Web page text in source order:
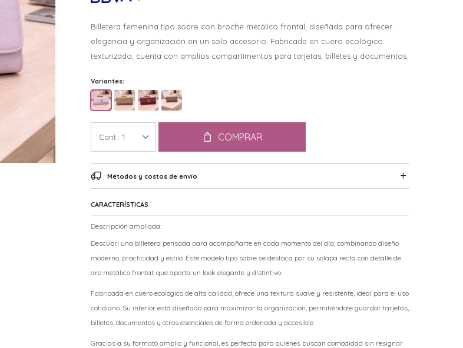
Billetera femenina tipo sobre con broche metálico frontal, diseñada para ofrecer
elegancia y organización en un solo accesorio. Fabricada en cuero ecológico
texturizado, cuenta con amplios compartimentos para tarjetas, billetes y documentos.
Variantes:
1 COMPRAR
Métodos y costos de envío
CARACTERÍSTICAS
Descripción ampliada:
Descubrí una billetera pensada para acompañarte en cada momento del día, combinando diseño
moderno, practicidad y estilo. Este modelo tipo sobre se destaca por su solapa recta con detalle de
aro metálico frontal, que aporta un look elegante y distintivo.
Fabricada en cuero ecológico de alta calidad, ofrece una textura suave y resistente, ideal para el uso
cotidiano. Su interior está diseñado para maximizar la organización, permitiéndote guardar tarjetas,
billetes, documentos y otros esenciales de forma ordenada y accesible.
Gracias a su formato amplio y funcional, es perfecta para quienes buscan comodidad sin resignar